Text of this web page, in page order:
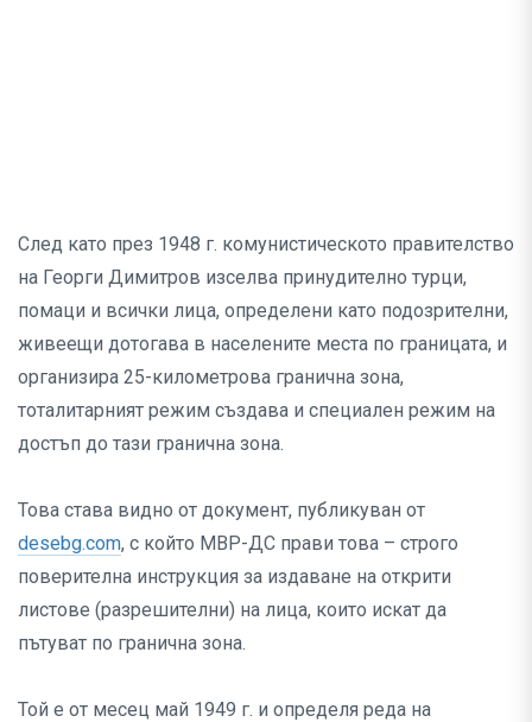
След като през 1948 г. комунистическото правителство
на Георги Димитров изселва принудително турци,
помаци и всички лица, определени като подозрителни,
живеещи дотогава в населените места по границата, и
организира 25-километрова гранична зона,
тоталитарният режим създава и специален режим на
достъп до тази гранична зона.
Това става видно от документ, публикуван от
desebg.com, с който МВР-ДС прави това – строго
поверителна инструкция за издаване на открити
листове (разрешителни) на лица, които искат да
пътуват по гранична зона.
Той е от месец май 1949 г. и определя реда на